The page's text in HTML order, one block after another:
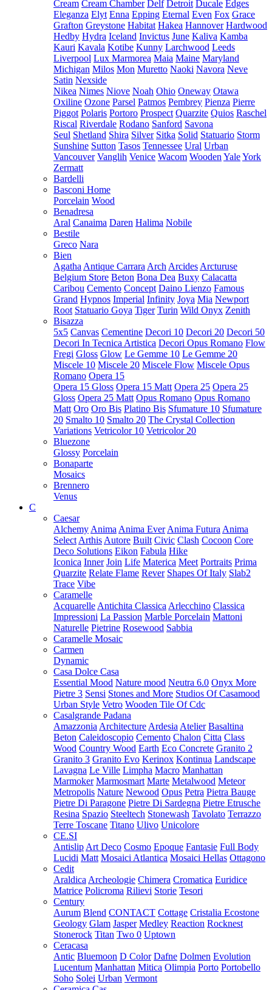
Cream Cream Chamber Delf Detroit Ducale Edges
Eleganza Elyt Enna Epping Eternal Even Fox Grace
Grafton Greystone Habitat Hakea Hannover Hardwood
Hedby Hydra Iceland Invictus June Kaliva Kamba
Kauri Kavala Kotibe Kunny Larchwood Leeds
Liverpool Lux Marmorea Maia Maine Maryland
Michigan Milos Mon Muretto Naoki Navora Neve
Satin Nexside
Nikea Nimes Niove Noah Ohio Oneway Otawa
Oxiline Ozone Parsel Patmos Pembrey Pienza Pierre
Piggot Polaris Portoro Prospect Quarzite Quios Raschel
Riscal Riverdale Rodano Sanford Savona
Seul Shetland Shira Silver Sitka Solid Statuario Storm
Sunshine Sutton Tasos Tennessee Ural Urban
Vancouver Vanglih Venice Wacom Wooden YaleYork
Zermatt
Bardelli
Basconi Home
Porcelain Wood
Benadresa
Aral Canaima Daren Halima Nobile
Bestile
Greco Nara
Bien
Agatha Antique Carrara Arch Arcides Arcturuse
Belgium Store Beton Bona Dea Buxy Calacatta
Caribou Cemento Concept Daino Lienzo Famous
Grand Hypnos Imperial Infinity Joya Mia Newport
Root Statuario Goya Tiger Turin Wild Onyx Zenith
Bisazza
5x5 Canvas Cementine Decori 10 Decori 20 Decori 50
Decori In Tecnica Artistica Decori Opus Romano Flow
Fregi Gloss Glow Le Gemme 10 Le Gemme 20
Miscele 10 Miscele 20 Miscele Flow Miscele Opus
Romano Opera 15
Opera 15 Gloss Opera 15 Matt Opera 25 Opera 25
Gloss Opera 25 Matt Opus Romano Opus Romano
Matt Oro Oro Bis Platino Bis Sfumature 10 Sfumature
20 Smalto 10 Smalto 20 The Crystal Collection
Variations Vetricolor 10 Vetricolor 20
Bluezone
Glossy Porcelain
Bonaparte
Mosaics
Brennero
Venus
C
Caesar
Alchemy Anima Anima Ever Anima Futura Anima
Select Arthis Autore Built Civic Clash Cocoon Core
Deco Solutions Eikon Fabula Hike
Iconica Inner Join Life Materica Meet Portraits Prima
Quarzite Relate Flame Rever Shapes Of Italy Slab2
Trace Vibe
Caramelle
Acquarelle Antichita Classica Arlecchino Classica
Impressioni La Passion Marble Porcelain Mattoni
Naturelle Pietrine Rosewood Sabbia
Caramelle Mosaic
Carmen
Dynamic
Casa Dolce Casa
Essential Mood Nature mood Neutra 6.0 Onyx More
Pietre 3 Sensi Stones and More Studios Of Casamood
Urban Style Vetro Wooden Tile Of Cdc
Casalgrande Padana
Amazzonia Architecture Ardesia Atelier Basaltina
Beton Caleidoscopio Cemento Chalon Citta Class
Wood Country Wood Earth Eco Concrete Granito 2
Granito 3 Granito Evo Kerinox Kontinua Landscape
Lavagna Le Ville Limpha Macro Manhattan
Marmoker Marmosmart Marte Metalwood Meteor
Metropolis Nature Newood Opus Petra Pietra Bauge
Pietre Di Paragone Pietre Di Sardegna Pietre Etrusche
Resina Spazio Steeltech Stonewash Tavolato Terrazzo
Terre Toscane Titano Ulivo Unicolore
CE.SI
Antislip Art Deco Cosmo Epoque Fantasie Full Body
Lucidi Matt Mosaici Atlantica Mosaici Hellas Ottagono
Cedit
Araldica Archeologie Chimera Cromatica Euridice
Matrice Policroma Rilievi Storie Tesori
Century
Aurum Blend CONTACT Cottage Cristalia Ecostone
Geology Glam Jasper Medley Reaction Rocknest
Stonerock Titan Two 0 Uptown
Ceracasa
Antic Bluemoon D Color Dafne Dolmen Evolution
Lucentum Manhattan Mitica Olimpia Porto Portobello
Soho Solei Urban Vermont